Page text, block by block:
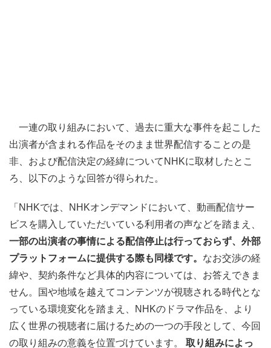
一連の取り組みにおいて、過去に重大な事件を起こした
出演者が含まれる作品をそのまま世界配信することの是
非、および配信決定の経緯についてNHKに取材したとこ
ろ、以下のような回答が得られた。
「NHKでは、NHKオンデマンドにおいて、動画配信サー
ビスを購入していただいている利用者の声などを踏まえ、
一部の出演者の事情による配信停止は行っておらず、外部
プラットフォームに提供する際も同様です。 なお交渉の経
緯や、契約条件など具体的内容については、お答えできま
せん。国や地域を越えてコンテンツが視聴される時代とな
っている環境変化を踏まえ、NHKのドラマ作品を、より
広く世界の視聴者に届けるための一つの手段として、今回
の取り組みの意義を位置づけています。 取り組みによっ